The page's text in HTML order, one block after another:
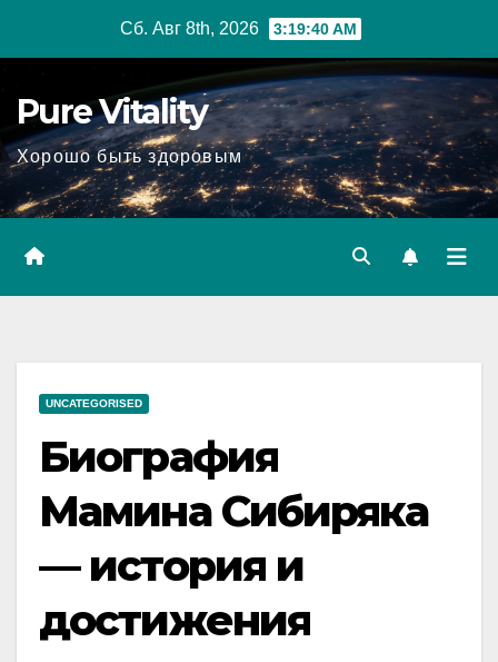
Сб. Авг 8th, 2026 3:19:41 AM
Pure Vitality
Хорошо быть здоровым
UNCATEGORISED
Биография
Мамина Сибиряка
— история и
достижения